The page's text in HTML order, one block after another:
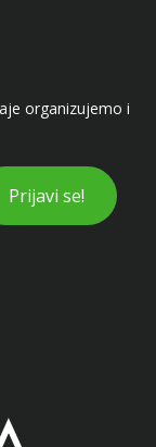
organizujemo i
Prijavi se!